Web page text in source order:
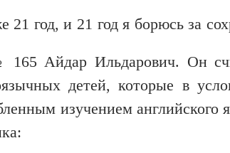
год, и 21 год я борюсь за
Айдар Ильдарович. Он
детей, которые в
изучением английского